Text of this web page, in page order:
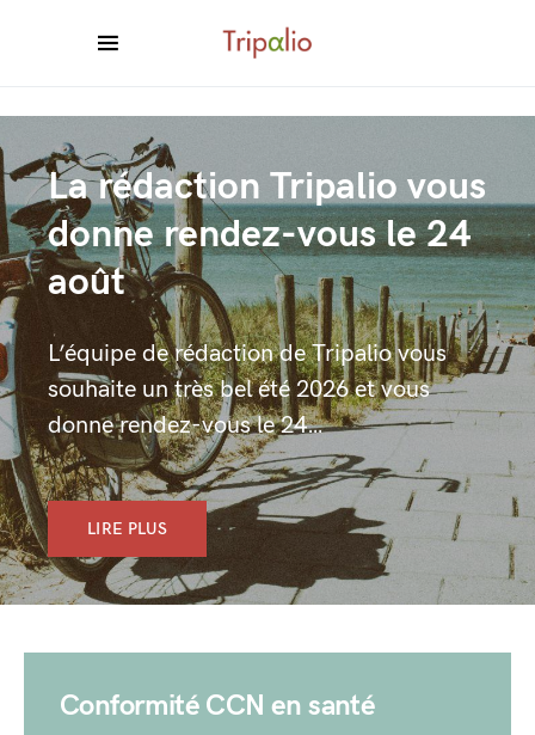
La rédaction Tripalio vous
donne rendez-vous le 24
août
L’équipe de rédaction de Tripalio vous
souhaite un très bel été 2026 et vous
donne rendez-vous le 24…
LIRE PLUS
Conformité CCN en santé